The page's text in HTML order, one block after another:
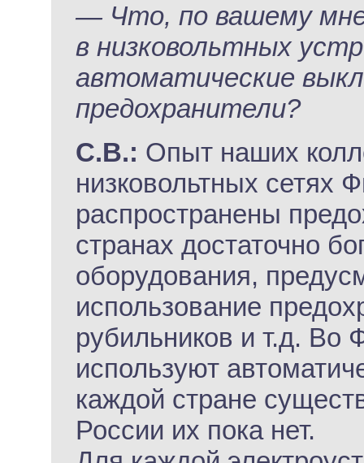
— Что, по вашему
в низковольтных
автоматические
предохранители?
С.В.: Опыт наших
низковольтных сетях
распространены
странах достаточно
оборудования,
использование
рубильников и т.д. Во
используют
каждой стране
России их пока нет.